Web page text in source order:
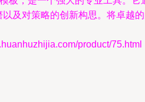
及对策略的创新构思。将卓越
product/75.html